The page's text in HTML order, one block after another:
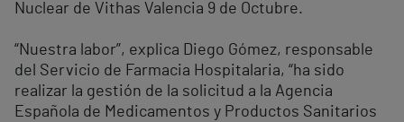
Nuclear de Vithas Valencia 9 de Octubre.
“Nuestra labor”, explica Diego Gómez, responsable
del Servicio de Farmacia Hospitalaria, “ha sido
realizar la gestión de la solicitud a la Agencia
Española de Medicamentos y Productos Sanitarios